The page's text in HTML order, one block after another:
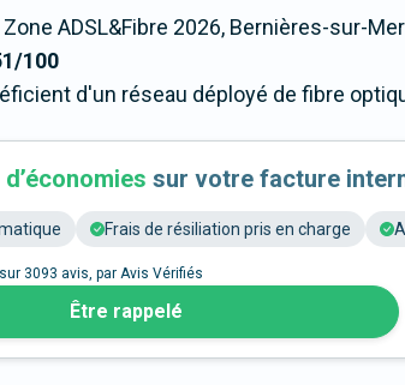
ADSL&Fibre 2026, Bernières-sur-
100
d'un réseau déployé de fibre
sur votre facture
Frais de résiliation pris en charge
sur 3093 avis, par Avis Vérifiés
Être rappelé